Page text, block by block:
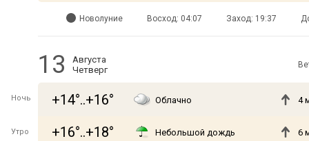
Новолуние Восход: 04:07 Заход: 19:37
13
Августа
Четверг
Ночь +14°..+16° Облачно 4
Утро +16°..+18° Небольшой дождь 6